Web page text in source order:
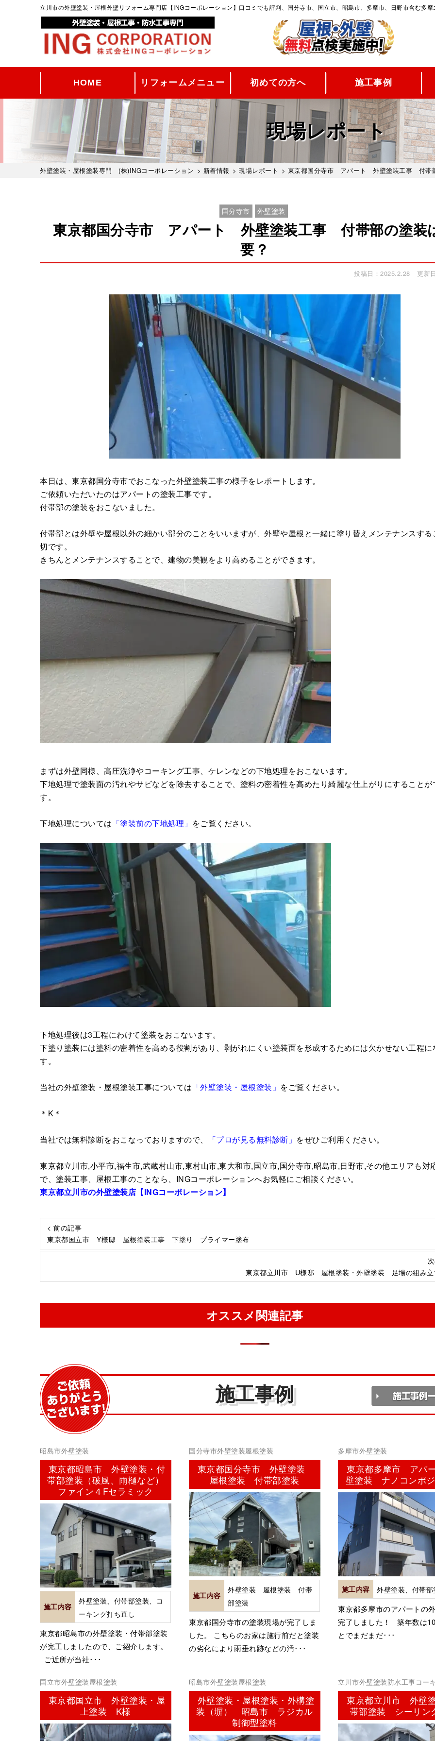
立川市の外壁塗装・屋根外壁リフォーム専門店【INGコーポレーション】口コミでも評判、国分寺市、国立市、昭島市、多摩市、日野市含む多
HOME リフォームメニュー 初めての方へ 施工事例
現場レポート
外壁塗装・屋根塗装専門 (株)INGコーポレーション > 新着情報 > 現場レポート > 東京都国分寺市 アパート 外壁塗装工事 付帯
国分寺市 外壁塗装
東京都国分寺市 アパート 外壁塗装工事 付帯部の塗装
要？
投稿日：2025.2.28 更新
本日は、東京都国分寺市でおこなった外壁塗装工事の様子をレポートします。
ご依頼いただいたのはアパートの塗装工事です。
付帯部の塗装をおこないました。
付帯部とは外壁や屋根以外の細かい部分のことをいいますが、外壁や屋根と一緒に塗り替えメンテナンスする
切です。
きちんとメンテナンスすることで、建物の美観をより高めることができます。
まずは外壁同様、高圧洗浄やコーキング工事、ケレンなどの下地処理をおこないます。
下地処理で塗装面の汚れやサビなどを除去することで、塗料の密着性を高めたり綺麗な仕上がりにすることが
す。
下地処理については 「塗装前の下地処理」 をご覧ください。
下地処理後は3工程にわけて塗装をおこないます。
下塗り塗装には塗料の密着性を高める役割があり、剥がれにくい塗装面を形成するためには欠かせない工程に
す。
当社の外壁塗装・屋根塗装工事については 「外壁塗装・屋根塗装」 をご覧ください。
＊K＊
当社では無料診断をおこなっておりますので、 「プロが見る無料診断」 をぜひご利用ください。
東京都立川市,小平市,福生市,武蔵村山市,東村山市,東大和市,国立市,国分寺市,昭島市,日野市,その他エリアも対
で、塗装工事、屋根工事のことなら、INGコーポレーションへお気軽にご相談ください。
東京都立川市の外壁塗装店【INGコーポレーション】
< 前の記事
東京都国立市 Y様邸 屋根塗装工事 下塗り プライマー塗布
東京都立川市 U様邸 屋根塗装・外壁塗装 足場の組み立
オススメ関連記事
施工事例
昭島市外壁塗装
東京都昭島市 外壁塗装・付
帯部塗装（破風、雨樋など）
ファイン４Fセラミック
施工内容
外壁塗装、付帯部塗装、コ
ーキング打ち直し
東京都昭島市の外壁塗装・付帯部塗装
が完工しましたので、ご紹介します。
ご近所が当社･･･
国分寺市外壁塗装屋根塗装
東京都国分寺市 外壁塗装
屋根塗装 付帯部塗装
施工内容
外壁塗装 屋根塗装 付帯
部塗装
東京都国分寺市の塗装現場が完了しま
した。 こちらのお家は施行前だと塗装
の劣化により雨垂れ跡などの汚･･･
多摩市外壁塗装
東京都多摩市 アパ
壁塗装 ナノコンポ
施工内容
外壁塗装、付帯
東京都多摩市のアパートの
完了しました！ 築年数は
とでまだまだ･･･
国立市外壁塗装屋根塗装
東京都国立市 外壁塗装・屋
上塗装 K様
昭島市外壁塗装屋根塗装
外壁塗装・屋根塗装・外構塗
装（塀） 昭島市 ラジカル
制御型塗料
立川市外壁塗装防水工事コー
ーリング）
東京都立川市 外壁
帯部塗装 シーリン